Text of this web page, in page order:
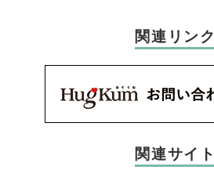
関連リンク
関連サイト